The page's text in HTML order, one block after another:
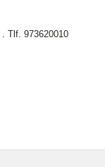
. Tlf. 973620010